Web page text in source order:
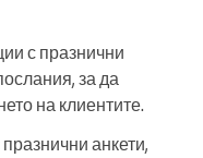
с празнични
за да
на клиентите.
анкети,